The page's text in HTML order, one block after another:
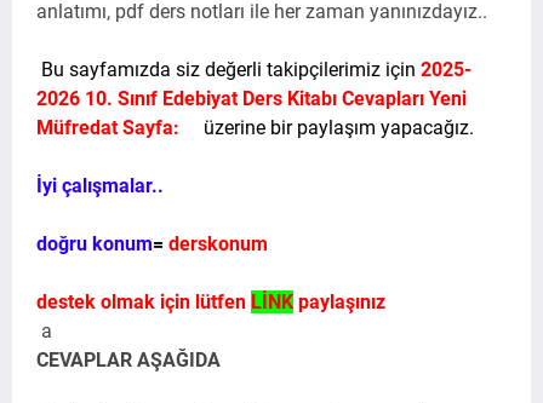
anlatımı, pdf ders notları ile her zaman yanınızdayız..
Bu sayfamızda siz değerli takipçilerimiz için 2025-
2026 10. Sınıf Edebiyat Ders Kitabı Cevapları Yeni
Müfredat Sayfa:
üzerine bir paylaşım yapacağız.
İyi çalışmalar..
doğru konum= derskonum
destek olmak için lütfen LİNK paylaşınız
a
CEVAPLAR AŞAĞIDA